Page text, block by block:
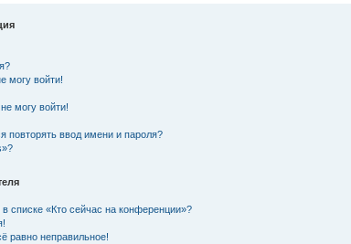
могу войти!
могу войти!
повторять ввод имени и пароля?
списке «Кто сейчас на конференции»?
равно неправильное!